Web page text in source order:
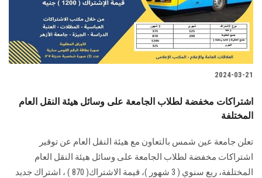
2024-03-21
اشتراكات مخفضة لطلاب الجامعة على وسائل هيئة النقل العام
المختلفة
تعلن جامعة عين شمس بالتعاون مع هيئة النقل العام عن توفير
اشتراكات مخفضة لطلاب ‏الجامعة على وسائل هيئة النقل العام
المختلفة، ربع سنوي ( 3 شهور )، قيمة الاشتراك‎ ( 870 )‎، اشتراك جديد